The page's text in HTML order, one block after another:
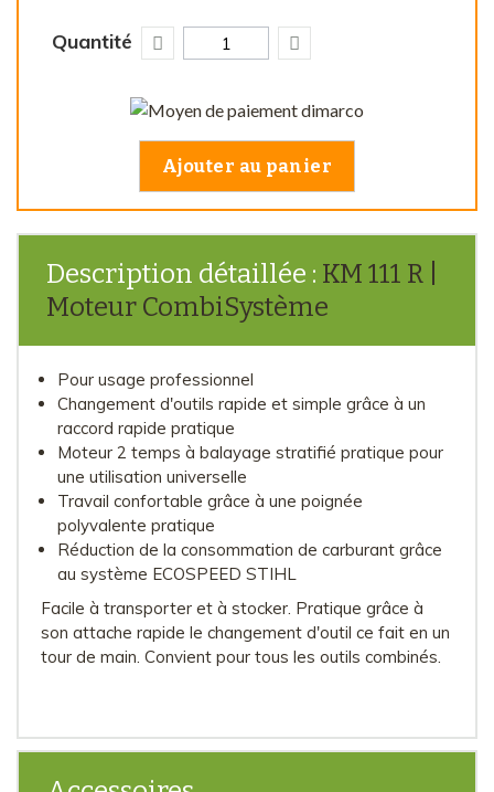
Quantité
Ajouter au panier
Description détaillée : KM 111 R |
Moteur CombiSystème
Pour usage professionnel
Changement d'outils rapide et simple grâce à un
raccord rapide pratique
Moteur 2 temps à balayage stratifié pratique pour
une utilisation universelle
Travail confortable grâce à une poignée
polyvalente pratique
Réduction de la consommation de carburant grâce
au système ECOSPEED STIHL
Facile à transporter et à stocker. Pratique grâce à
son attache rapide le changement d'outil ce fait en un
tour de main. Convient pour tous les outils combinés.